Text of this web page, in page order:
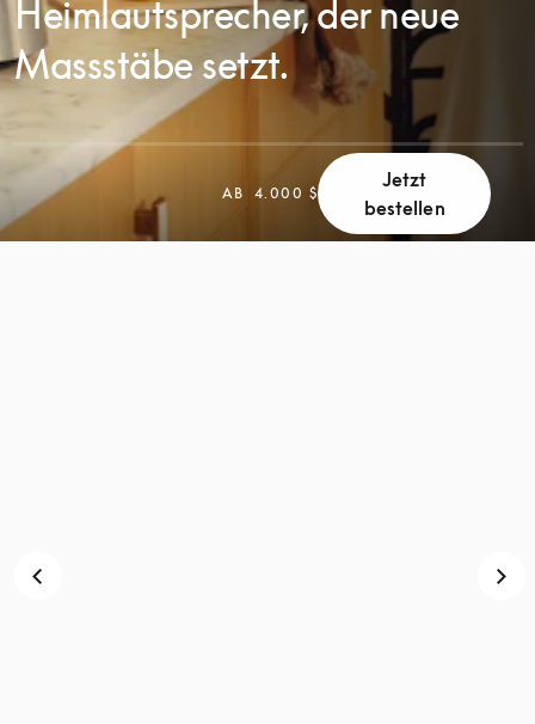
Heimlautsprecher, der neue
Massstäbe setzt.
SCROLL
SCROLL
ZUM
ENTDECKEN
AB 4.000 $
Jetzt
bestellen